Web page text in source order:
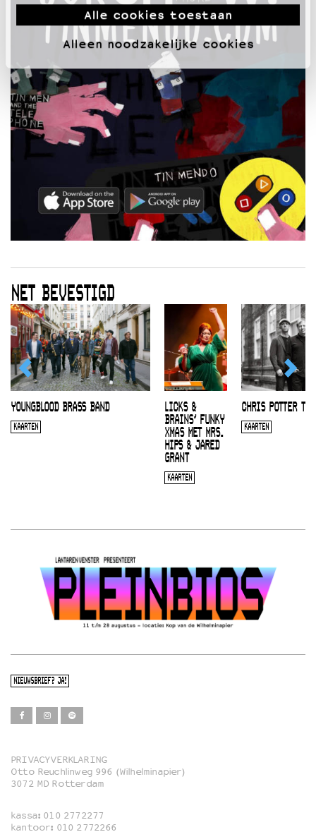
Alle cookies toestaan
Alleen noodzakelijke cookies
NET BEVESTIGD
YOUNGBLOOD BRASS BAND
KAARTEN
LICKS &
BRAINS’ FUNKY
XMAS MET MRS.
HIPS & JARED
GRANT
KAARTEN
CHRIS POTTER
KAARTEN
NIEUWSBRIEF? JA!
Film
Familie
PRIVACYVERKLARING
Otto Reuchlinweg 996 (Wilhelminapier)
3072 MD Rotterdam
kassa: 010 2772277
kantoor: 010 2772266